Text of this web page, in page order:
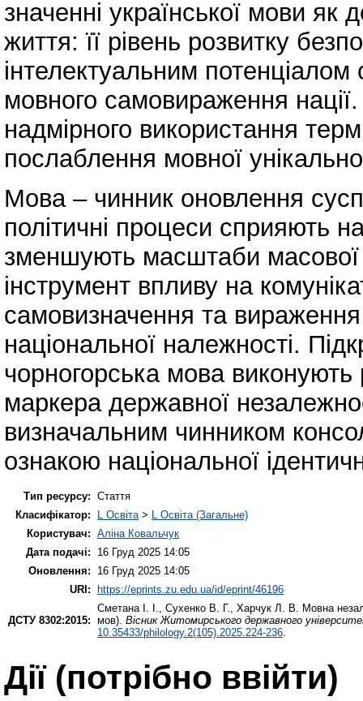
значенні української мови як
життя: її рівень розвитку
інтелектуальним
мовного самовираження
надмірного використання
послаблення мовної
Мова – чинник оновлення
політичні процеси сприяють
зменшують масштаби
інструмент впливу на
самовизначення та
національної належності.
чорногорська мова виконують
маркера державної
визначальним чинником
ознакою національної
Тип ресурсу: Стаття
Класифікатор:
L Освіта> L Освіта (Загальне)
Користувач: Аліна Ковальчук
Дата подачі:
16 Груд 2025 14:05
Оновлення:
16 Груд 2025 14:05
URI:
https://eprints.zu.edu.ua/id/eprint/46196
ДСТУ 8302:2015:
Сметана І. І., Сухенко В. Г., Харчук Л. В. Мовна
мов). Вісник Житомирського державного
10.35433/philology.2(105).2025.224-236.
Дії ​​(потрібно ввійти)